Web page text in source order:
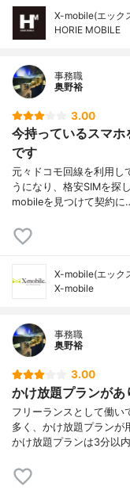
X-mobile(エック
HORIE MOBILE
事務職
奥野裕
3.00
今持っているスマ
です
元々ドコモ回線を利用し
うになり、格安SIMを探
mobileを見つけて契約に
X-mobile(エック
X-mobile
事務職
奥野裕
3.00
かけ放題プランがあ
フリーランスとして働い
多く、かけ放題プランが
かけ放題プランは3分以